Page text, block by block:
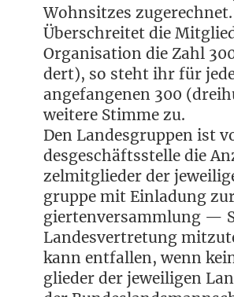
Wohn­sit­zes zugerechnet.
Über­schrei­tet die
Orga­ni­sa­ti­on die Zahl
dert), so steht ihr für
ange­fan­ge­nen 300
wei­te­re Stim­me zu.
Den Lan­des­grup­pen ist
des­ge­schäfts­stel­le die
zel­mit­glie­der der
grup­pe mit Ein­la­dung
gier­ten­ver­samm­lung —
Lan­des­ver­tre­tung
kann ent­fal­len, wenn
glie­der der jewei­li­gen